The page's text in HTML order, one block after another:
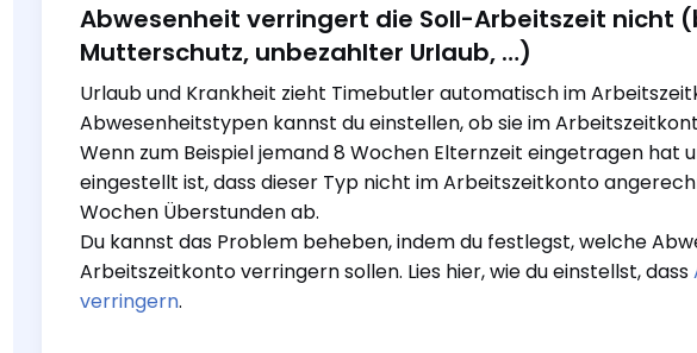
Abwesenheit verringert die Soll-Arbeitszeit nicht
Mutterschutz, unbezahlter Urlaub, …)
Urlaub und Krankheit zieht Timebutler automatisch im
Abwesenheitstypen kannst du einstellen, ob sie im
Wenn zum Beispiel jemand 8 Wochen Elternzeit eingetragen hat
eingestellt ist, dass dieser Typ nicht im Arbeitszeitkonto
Wochen Überstunden ab.
Du kannst das Problem beheben, indem du festlegst, welche
Arbeitszeitkonto verringern sollen. Lies hier, wie du einstellst, dass
verringern.